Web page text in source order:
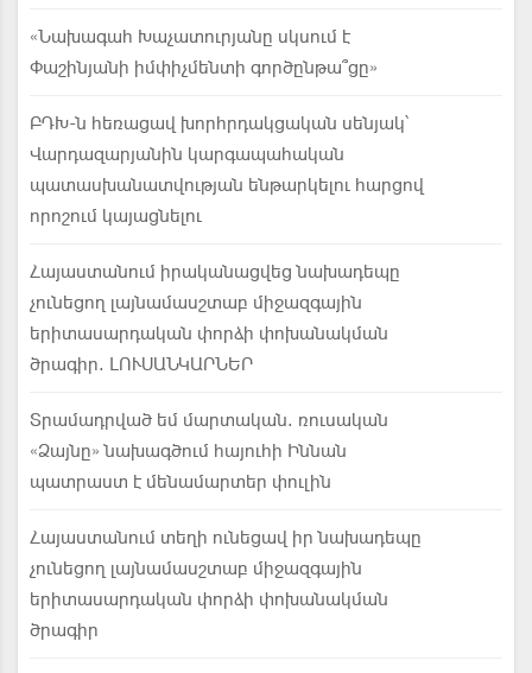
«Նախագահ Խաչատուրյանը սկսում է
Փաշինյանի իմփիչմենտի գործընթա՞ցը»
ԲԴԽ-ն հեռացավ խորհրդակցական սենյակ՝
Վարդազարյանին կարգապահական
պատասխանատվության ենթարկելու հարցով
որոշում կայացնելու
Հայաստանում իրականացվեց նախադեպը
չունեցող լայնամասշտաբ միջազգային
երիտասարդական փորձի փոխանակման
ծրագիր. ԼՈՒՍԱՆԿԱՐՆԵՐ
Տրամադրված եմ մարտական. ռուսական
«Ձայնը» նախագծում հայուհի Իննան
պատրաստ է մենամարտեր փուլին
Հայաստանում տեղի ունեցավ իր նախադեպը
չունեցող լայնամասշտաբ միջազգային
երիտասարդական փորձի փոխանակման
ծրագիր